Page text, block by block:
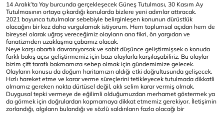
14 Aralık’ta Yay burcunda gerçekleşecek Güneş Tutulması, 30 Kasım Ay
Tutulmasının ortaya çıkardığı konularda bizlere yeni adımlar attıracak.
2021 boyunca tutulmalar sebebiyle belirginleşen konunun dürüstlük
olacağını bir kez daha vurgulamak istiyorum. Hem toplumsal açıdan hem de
bireysel olarak uğraş vereceğimiz olayların ana fikri, ön yargıdan ve
fanatizmden uzaklaşma çabamız olacak.
Neye karşı abartılı davranıyorsak ve sabit düşünce geliştirmişsek o konuda
farklı bakış açısı geliştirmemiz için bazı olaylarla karşılaşabiliriz. Bu olaylar
bizim çift taraflı bakmamıza sebep olmak için gündemimize gelecek.
Olayların konusu da doğum haritamızın aldığı etki doğrultusunda gelişecek.
Hızlı hareket etme ve karar verme süreçlerini tetikleyecek tutulmada dikkatli
olmamız gereken nokta dürtüsel değil, aklı selim karar vermiş olmak.
Duygusal tepki vermeye de eğilimli olduğumuzdan merhamet göstermek ya
da görmek için doğrulardan kopmamaya dikkat etmemiz gerekiyor. İletişimin
zorlandığı, algıların bulandığı ve sözlü saldırıların fazla olacağı bir